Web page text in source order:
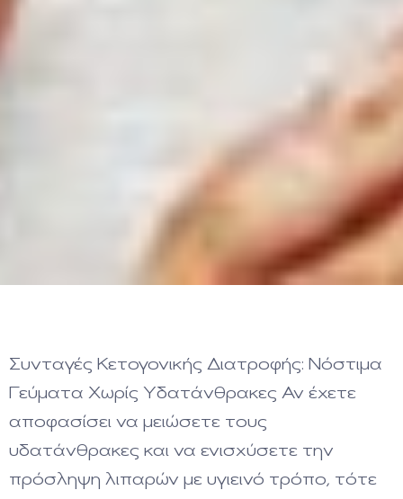
Συνταγές Κετογονικής Διατροφής: Νόστιμα
Γεύματα Χωρίς Υδατάνθρακες Αν έχετε
αποφασίσει να μειώσετε τους
υδατάνθρακες και να ενισχύσετε την
πρόσληψη λιπαρών με υγιεινό τρόπο, τότε